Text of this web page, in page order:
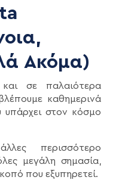
Ακόμα)
σε παλαιότερα
καθημερινά
στον κόσμο
περισσότερο
μεγάλη σημασία,
που εξυπηρετεί.